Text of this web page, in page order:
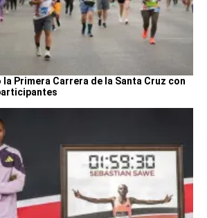
Primera Carrera de la Santa Cruz con